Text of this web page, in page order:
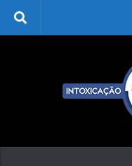
Skip to content